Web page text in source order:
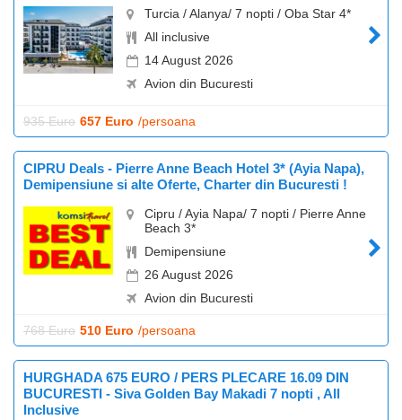
Turcia / Alanya/ 7 nopti / Oba Star 4*
All inclusive
14 August 2026
Avion din Bucuresti
935 Euro 657 Euro /persoana
CIPRU Deals - Pierre Anne Beach Hotel 3* (Ayia Napa),
Demipensiune si alte Oferte, Charter din Bucuresti !
Cipru / Ayia Napa/ 7 nopti / Pierre Anne
Beach 3*
Demipensiune
26 August 2026
Avion din Bucuresti
768 Euro 510 Euro /persoana
HURGHADA 675 EURO / PERS PLECARE 16.09 DIN
BUCURESTI - Siva Golden Bay Makadi 7 nopti , All
Inclusive